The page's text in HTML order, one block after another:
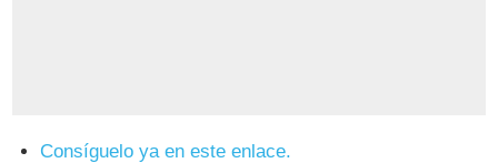
Consíguelo ya en este enlace.